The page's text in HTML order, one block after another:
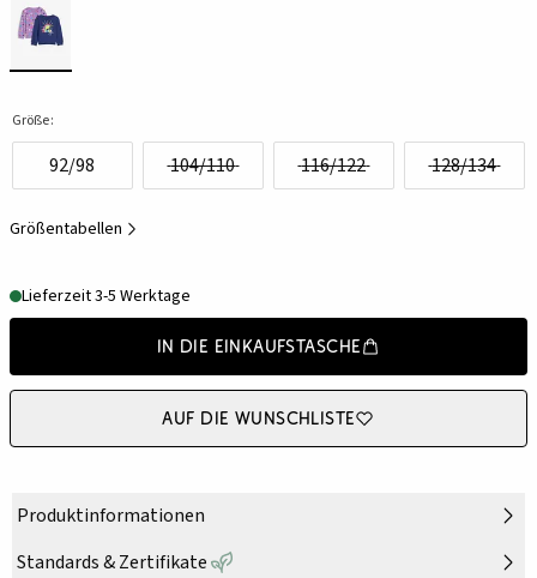
Größe:
92/98 104/110 116/122 128/134
Größentabellen
Lieferzeit 3-5 Werktage
In die Einkaufstasche
Auf die Wunschliste
Produktinformationen
Standards & Zertifikate